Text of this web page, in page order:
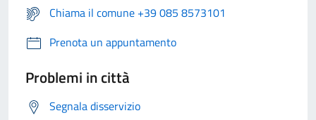
Chiama il comune +39 085 8573101
Prenota un appuntamento
Problemi in città
Segnala disservizio